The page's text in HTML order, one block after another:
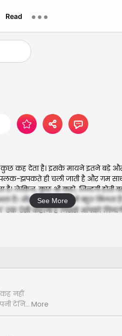
Read
कह देता है। इसके मायने इतने बड़े और
झपकते ही चली जाती है और ग़म
लेकिन, कुछ भी कहो, ज़िन्दगी होती
आता है। और, इससे सीखने भी बहुत
ऐसी कहानी है जिससे आपको ज़िन्दगी
See More
नहीं
टेनिस
जिससे
More